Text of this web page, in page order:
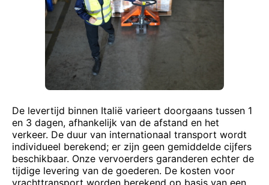
De levertijd binnen Italië varieert doorgaans tussen 1
en 3 dagen, afhankelijk van de afstand en het
verkeer. De duur van internationaal transport wordt
individueel berekend; er zijn geen gemiddelde cijfers
beschikbaar. Onze vervoerders garanderen echter de
tijdige levering van de goederen. De kosten voor
vrachttransport worden berekend op basis van een